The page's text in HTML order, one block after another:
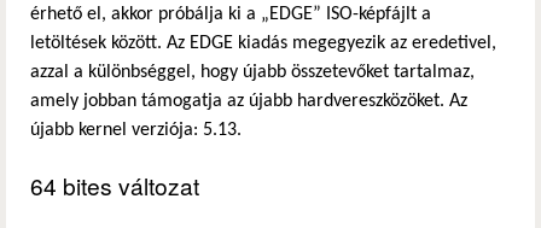
érhető el, akkor próbálja ki a „EDGE” ISO-képfájlt a
letöltések között. Az EDGE kiadás megegyezik az eredetivel,
azzal a különbséggel, hogy újabb összetevőket tartalmaz,
amely jobban támogatja az újabb hardvereszközöket. Az
újabb kernel verziója: 5.13.
64 bites változat